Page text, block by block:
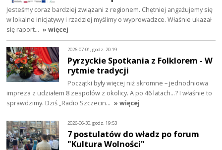
Jesteśmy coraz bardziej związani z regionem. Chętniej angażujemy się
w lokalne inicjatywy i rzadziej myślimy o wyprowadzce. Właśnie ukazał
się raport… » więcej
2026-07-01, godz. 20:19
Pyrzyckie Spotkania z Folklorem - W
rytmie tradycji
Początki były więcej niż skromne – jednodniowa
impreza z udziałem 8 zespołów z okolicy. A po 46 latach…? I właśnie to
sprawdzimy. Dziś „Radio Szczecin… » więcej
2026-06-30, godz. 19:53
7 postulatów do władz po forum
"Kultura Wolności"